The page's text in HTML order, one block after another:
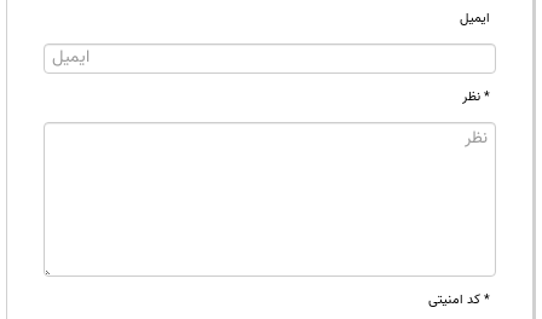
ایمیل
* نظر
* کد امنیتی